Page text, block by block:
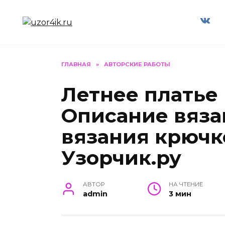
содержанию
ГЛАВНАЯ » АВТОРСКИЕ РАБОТЫ
Летнее
Описание
вязания
Узорчик.ру
АВТОР
admin
НА ЧТЕНИЕ
3 мин